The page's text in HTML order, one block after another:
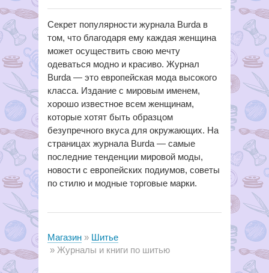
Секрет популярности журнала Burda в
том, что благодаря ему каждая женщина
может осуществить свою мечту
одеваться модно и красиво. Журнал
Burda — это европейская мода высокого
класса. Издание с мировым именем,
хорошо известное всем женщинам,
которые хотят быть образцом
безупречного вкуса для окружающих. На
страницах журнала Burda — самые
последние тенденции мировой моды,
новости с европейских подиумов, советы
по стилю и модные торговые марки.
Магазин
Шитье
Журналы и книги по шитью